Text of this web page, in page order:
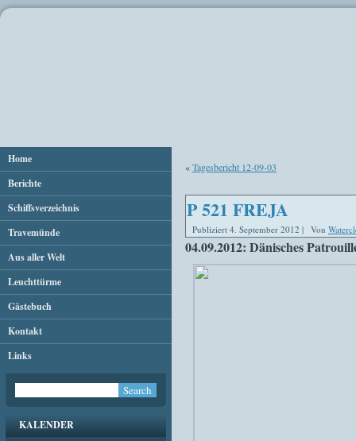
Home
Berichte
Schiffsverzeichnis
Travemünde
Aus aller Welt
Leuchttürme
Gästebuch
Kontakt
Links
KALENDER
«Tagesbericht 12-09-03
P 521 FREJA
Publiziert 4. September 2012 | Von
04.09.2012: Dänisches